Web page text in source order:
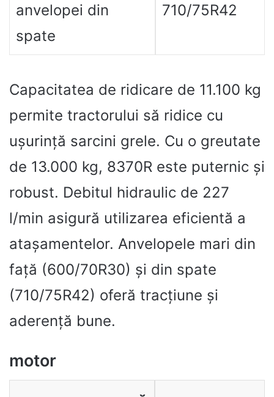
anvelopei din
spate
710/75R42
Capacitatea de ridicare de 11.100 kg
permite tractorului să ridice cu
ușurință sarcini grele. Cu o greutate
de 13.000 kg, 8370R este puternic și
robust. Debitul hidraulic de 227
l/min asigură utilizarea eficientă a
atașamentelor. Anvelopele mari din
față (600/70R30) și din spate
(710/75R42) oferă tracțiune și
aderență bune.
motor